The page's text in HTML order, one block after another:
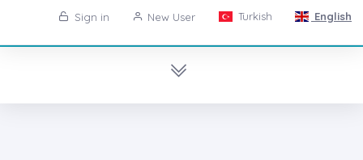
Sign in New User Turkish English